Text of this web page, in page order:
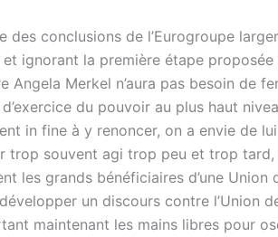
des conclusions de l’Eurogroupe
et ignorant la première étape
Angela Merkel n’aura pas besoin de
du pouvoir au plus haut
in fine à y renoncer, on a envie de
trop souvent agi trop peu et trop
les grands bénéficiaires d’une
un discours contre l’Union
maintenant les mains libres pour